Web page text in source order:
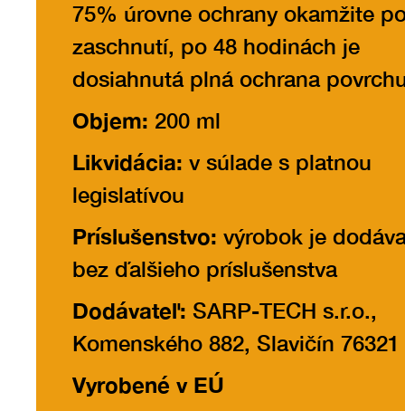
75% úrovne ochrany okamžite
zaschnutí, po 48 hodinách je
dosiahnutá plná ochrana
Objem: 200 ml
Likvidácia: v súlade s platnou
legislatívou
Príslušenstvo: výrobok je
bez ďalšieho príslušenstva
Dodávateľ: SARP-TECH s.r.o.,
Komenského 882, Slavičín 76321
Vyrobené v EÚ